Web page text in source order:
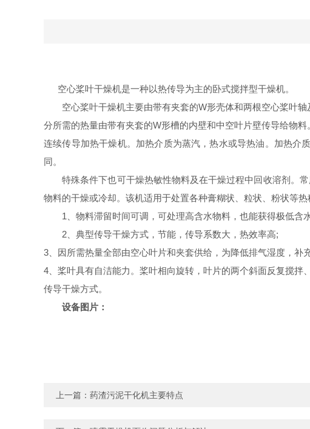
空心桨叶干燥机是一种以热传导为主的卧式搅拌型干燥机。
空心桨叶干燥机主要由带有夹套的W形壳体和两根空心桨叶轴
分所需的热量由带有夹套的W形槽的内壁和中空叶片壁传导给物
连续传导加热干燥机。加热介质为蒸汽，热水或导热油。加热介
同。
特殊条件下也可干燥热敏性物料及在干燥过程中回收溶剂。常
物料的干燥或冷却。该机适用于处置各种膏糊状、粒状、粉状等热
1、物料滞留时间可调，可处理高含水物料，也能获得极低含
2、典型传导干燥方式，节能，传导系数大，热效率高;
3、因所需热量全部由空心叶片和夹套供给，为降低排气湿度，补
4、桨叶具有自洁能力。桨叶相向旋转，叶片的两个斜面反复搅
传导干燥方式。
设备图片：
上一篇： 药渣污泥干化机主要特点